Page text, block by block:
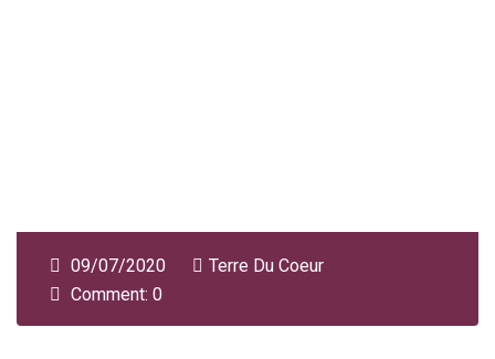
09/07/2020
Terre Du Coeur
Comment: 0